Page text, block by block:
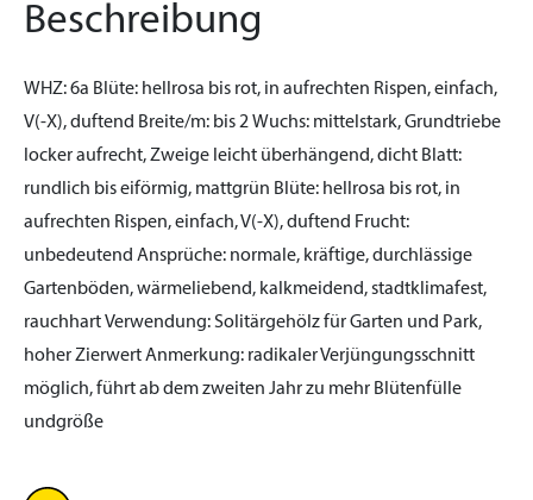
Beschreibung
WHZ:6a Blüte: hellrosa bis rot, in aufrechten Rispen, einfach,
V(-X), duftend Breite/m: bis 2Wuchs: mittelstark, Grundtriebe
locker aufrecht, Zweige leicht überhängend, dicht Blatt:
rundlich bis eiförmig, mattgrün Blüte: hellrosa bis rot, in
aufrechten Rispen, einfach, V(-X), duftend Frucht:
unbedeutend Ansprüche: normale, kräftige, durchlässige
Gartenböden, wärmeliebend, kalkmeidend, stadtklimafest,
rauchhartVerwendung:Solitärgehölz für Garten und Park,
hoher ZierwertAnmerkung: radikaler Verjüngungsschnitt
möglich, führt ab dem zweiten Jahr zu mehr Blütenfülle
undgröße